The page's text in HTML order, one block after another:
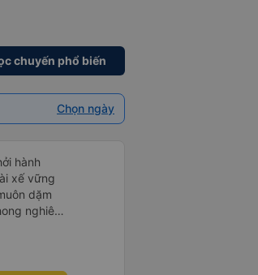
chuyến phổ biến
Chọn ngày
hành
xế vững
nghiêm
loạn đạo.